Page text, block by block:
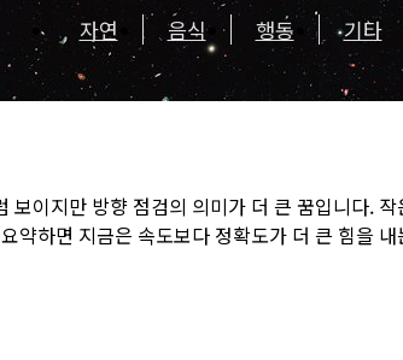
자연 음식 행동 기타
이지만 방향 점검의 의미가 더 큰 꿈입니다.
약하면 지금은 속도보다 정확도가 더 큰 힘을